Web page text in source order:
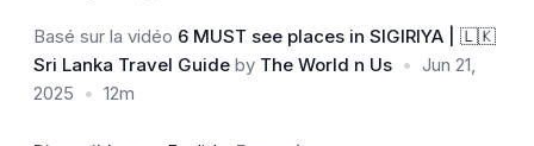
Basé sur la vidéo 6 MUST see places in SIGIRIYA | 🇱🇰
Sri Lanka Travel Guide by The World n Us • Jun 21,
2025 • 12m